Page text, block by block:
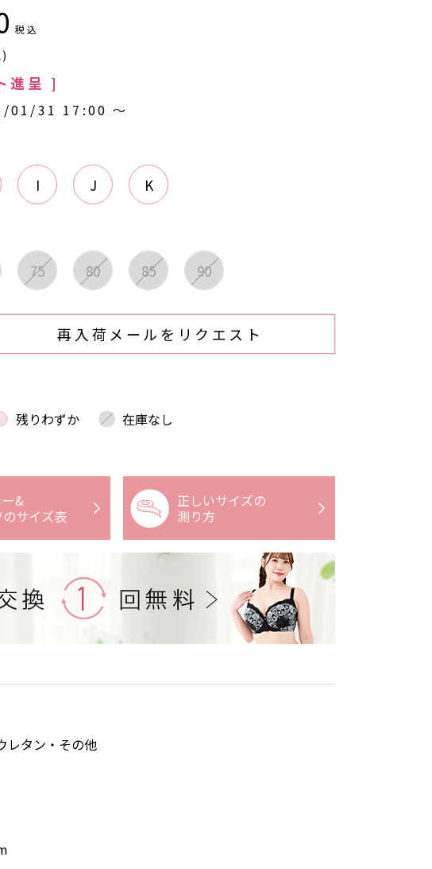
税込
)
進呈 ]
01/31 17:00〜
75 80 85 90
I J K
再入荷メールをリクエスト
残りわずか 在庫なし
&
サイズ表
正しいサイズの
測り方
レタン・その他